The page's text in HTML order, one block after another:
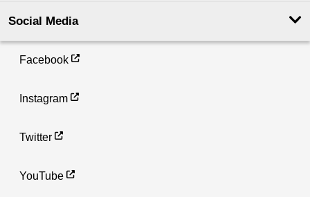
Social Media
Facebook
Instagram
Twitter
YouTube